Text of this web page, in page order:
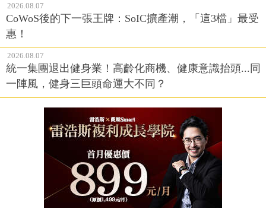
2026.08.07
CoWoS後的下一張王牌：SoIC擴產潮，「這3檔」最受
惠！
2026.08.07
統一集團退出健身業！高齡化商機、健康意識抬頭...同
一陣風，健身三巨頭命運大不同？